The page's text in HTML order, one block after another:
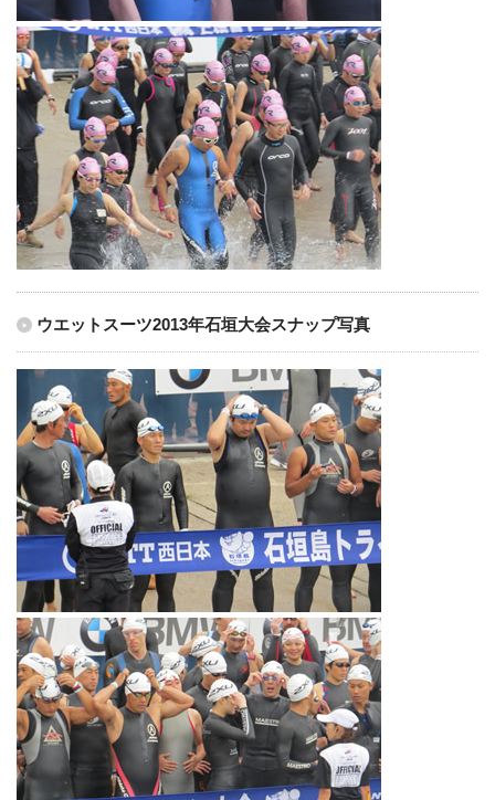
ウエットスーツ2013年石垣大会スナップ写真